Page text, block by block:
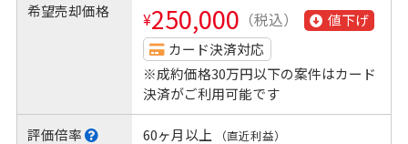
希望売却価格 ¥250,000 （税込）
値下げ
カード決済対応
※成約価格30万円以下の案件はカード
決済がご利用可能です
評価倍率 60ヶ月以上 （直近利益）